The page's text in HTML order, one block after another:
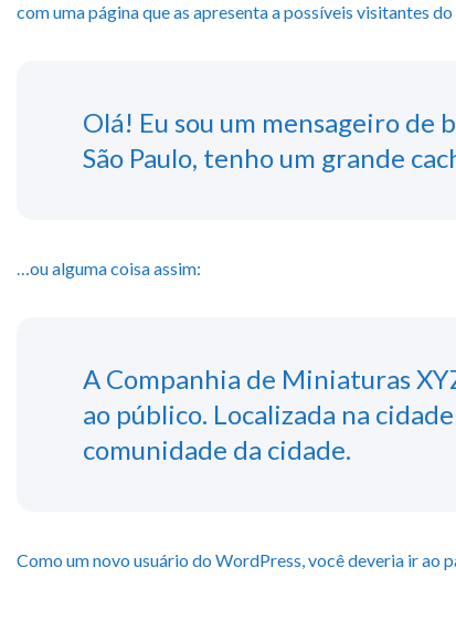
com uma página que as apresenta a possíveis visitantes
Olá! Eu sou um mensageiro de
São Paulo, tenho um grande
…ou alguma coisa assim:
A Companhia de Miniaturas
ao público. Localizada na
comunidade da cidade.
Como um novo usuário do WordPress, você deveria ir ao